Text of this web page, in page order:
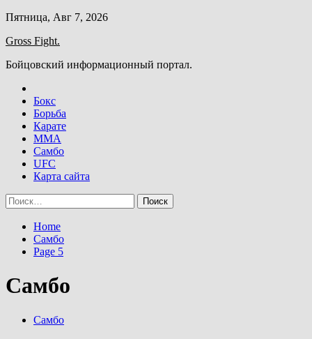
Skip
content
Пятница, Авг 7, 2026
Gross Fight.
Бойцовский информационный портал.
Бокс
Борьба
Карате
ММА
Самбо
UFC
Карта сайта
Найти:
Home
Самбо
Page 5
Самбо
Самбо